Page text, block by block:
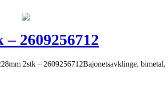
2609256712
2stk – 2609256712Bajonetsavklinge,